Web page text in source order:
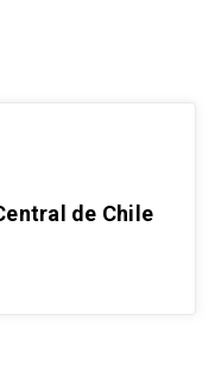
de Chile